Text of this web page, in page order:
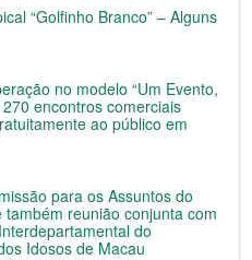
“Golfinho Branco” – Alguns
no modelo “Um Evento,
encontros comerciais
ao público em
para os Assuntos do
reunião conjunta com
do
Idosos de Macau